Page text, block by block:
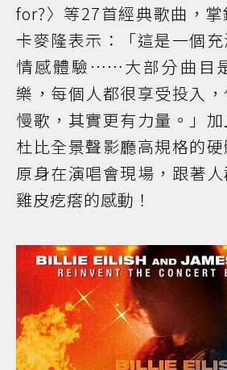
for?〉等27首經典歌曲，
卡麥隆表示：「這是一個
情感體驗⋯⋯大部分曲目
樂，每個人都很享受投入
慢歌，其實更有力量。」
杜比全景聲影廳高規格的
原身在演唱會現場，跟著
雞皮疙瘩的感動！